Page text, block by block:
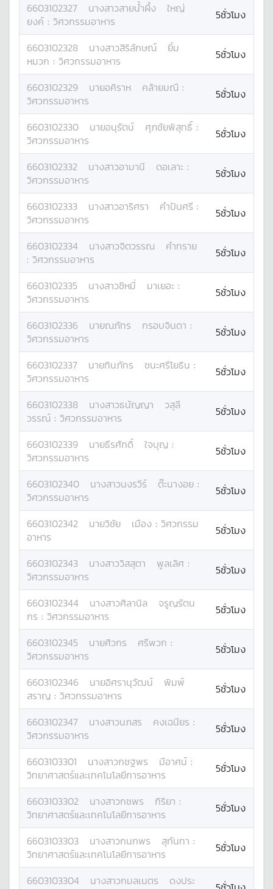
6603102327 นางสาวสายน้ำผึ้ง
ใหญ่
ยงค์ : วิศวกรรมอาหาร 5ชั่วโมง
6603102328 นางสาวสิริลักษณ์
ยิ้ม
หมวก : วิศวกรรมอาหาร 5ชั่วโมง
6603102329 นายอคิราห คล้ายมณี :
วิศวกรรมอาหาร
5ชั่วโมง
6603102330 นายอนุรัตน์ ศุภชัยพิสุทธิ์ :
วิศวกรรมอาหาร
5ชั่วโมง
6603102332 นางสาวอามานี ดอเลาะ :
วิศวกรรมอาหาร
5ชั่วโมง
6603102333 นางสาวอาริศรา คำปันศรี :
วิศวกรรมอาหาร
5ชั่วโมง
6603102334 นางสาวจิตวรรณ
คำทราย
: วิศวกรรมอาหาร 5ชั่วโมง
6603102335 นางสาวชิหมี่ มาเยอะ :
วิศวกรรมอาหาร
5ชั่วโมง
6603102336 นายณภัทร กรอบจินดา :
วิศวกรรมอาหาร
5ชั่วโมง
6603102337 นายทินภัทร ชนะศรีโยธิน :
วิศวกรรมอาหาร
5ชั่วโมง
6603102338 นางสาวธนัญญา
วสุลี
วรรณ์ : วิศวกรรมอาหาร 5ชั่วโมง
6603102339 นายธีรศักดิ์ ใจบุญ :
วิศวกรรมอาหาร
5ชั่วโมง
6603102340 นางสาวนงรวีร์ ต๊ะนางอย :
วิศวกรรมอาหาร
5ชั่วโมง
6603102342 นายวิชัย เมือง : วิศวกรรม
อาหาร
5ชั่วโมง
6603102343 นางสาววิสสุตา พูลเลิศ :
วิศวกรรมอาหาร
5ชั่วโมง
6603102344 นางสาวศิลานิล
จรูญรัตน
กร : วิศวกรรมอาหาร 5ชั่วโมง
6603102345 นายศิวกร ศรีพวก :
วิศวกรรมอาหาร
5ชั่วโมง
6603102346 นายอิศรานุวัฒน์
พิมพ์
สราญ : วิศวกรรมอาหาร 5ชั่วโมง
6603102347 นางสาวนภสร คงเฉนียร :
วิศวกรรมอาหาร
5ชั่วโมง
6603103301 นางสาวกชฐพร มีอาศน์ :
วิทยาศาสตร์และเทคโนโลยีการอาหาร
5ชั่วโมง
6603103302 นางสาวกชพร กิริยา :
วิทยาศาสตร์และเทคโนโลยีการอาหาร
5ชั่วโมง
6603103303 นางสาวกนกพร สุกันทา :
วิทยาศาสตร์และเทคโนโลยีการอาหาร
5ชั่วโมง
6603103304 นางสาวกมลเนตร
ดงประ